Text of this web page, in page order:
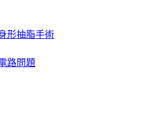
形抽脂手術
路問題